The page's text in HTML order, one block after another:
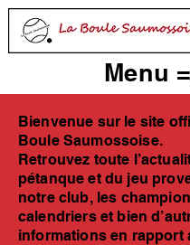
Menu
Bienvenue sur le site
Boule Saumossoise.
Retrouvez toute
pétanque et du jeu
notre club, les
calendriers et bien
informations en rapport